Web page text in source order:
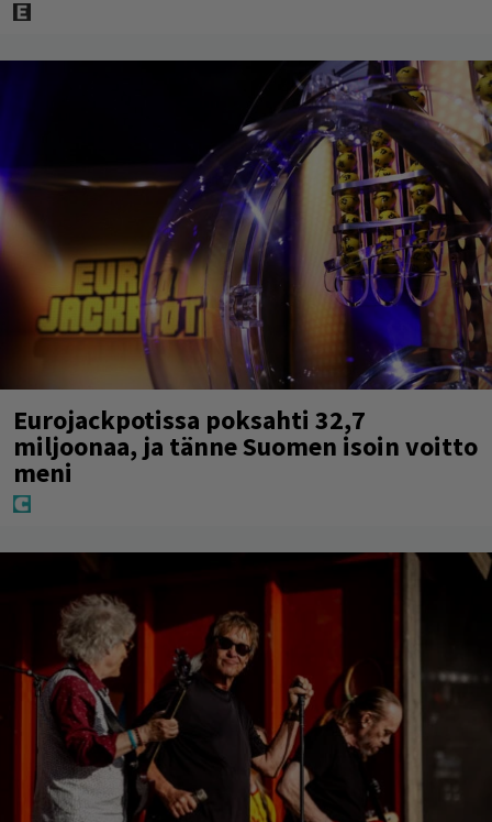
Eurojackpotissa poksahti 32,7
miljoonaa, ja tänne Suomen isoin voitto
meni